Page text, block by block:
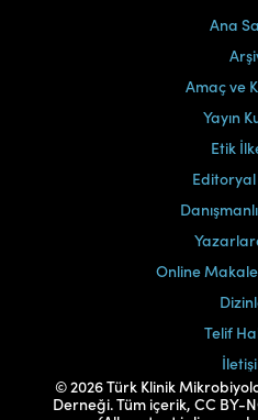
Ana
Amaç ve
Yayın
Etik
Online
Telif
© 2026 Türk Klinik
Derneği. Tüm içerik, CC BY-